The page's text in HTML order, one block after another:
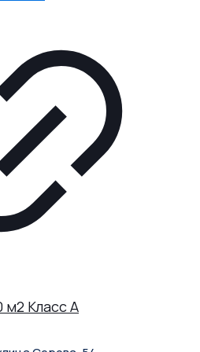
м2 Класс A